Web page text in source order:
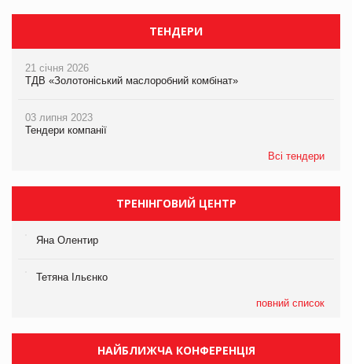
ТЕНДЕРИ
21 січня 2026
ТДВ «Золотоніський маслоробний комбінат»
03 липня 2023
Тендери компанії
Всі тендери
ТРЕНІНГОВИЙ ЦЕНТР
Яна Олентир
Тетяна Ільєнко
повний список
НАЙБЛИЖЧА КОНФЕРЕНЦІЯ